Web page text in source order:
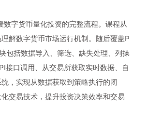
字货币量化投资的完整流程。课程从
解数字货币市场运行机制。随后覆盖P
包括数据导入、筛选、缺失处理、列操
接口调用、从交易所获取实时数据、自
，实现从数据获取到策略执行的闭
交易技术，提升投资决策效率和交易